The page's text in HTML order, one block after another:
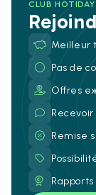
CLUB HOTIDAY
Meilleur
Pas de
Offres
Remise